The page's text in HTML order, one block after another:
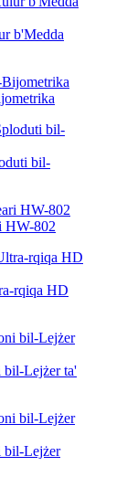
b'Medda
bil-
HW-802
rqiqa HD
bil-Lejżer ta'
bil-Lejżer